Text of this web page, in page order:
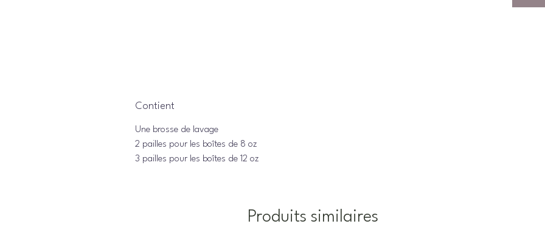
Contient
Une brosse de lavage
2 pailles pour les boîtes de 8 oz
3 pailles pour les boîtes de 12 oz
Produits similaires